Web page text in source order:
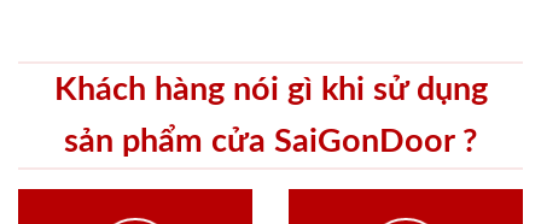
Khách hàng nói gì khi sử dụng
sản phẩm cửa SaiGonDoor ?